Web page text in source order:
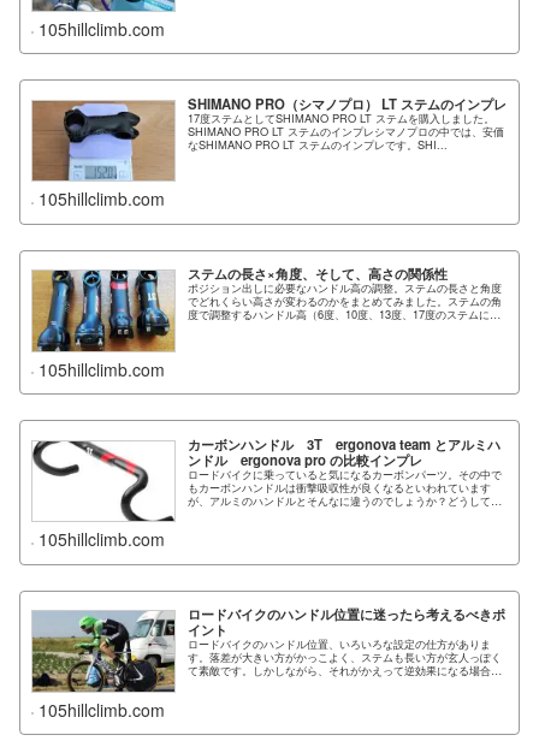
105hillclimb.com
SHIMANO PRO（シマノプロ） LT ステムのインプレ
17度ステムとしてSHIMANO PRO LT ステムを購入しました。
SHIMANO PRO LT ステムのインプレシマノプロの中では、安価
なSHIMANO PRO LT ステムのインプレです。SHI...
105hillclimb.com
ステムの長さ×角度、そして、高さの関係性
ポジション出しに必要なハンドル高の調整。ステムの長さと角度
でどれくらい高さが変わるのかをまとめてみました。ステムの角
度で調整するハンドル高（6度、10度、13度、17度のステムにつ
105hillclimb.com
カーボンハンドル 3T ergonova team とアルミハ
ンドル ergonova pro の比較インプレ
ロードバイクに乗っていると気になるカーボンパーツ。その中で
もカーボンハンドルは衝撃吸収性が良くなるといわれています
が、アルミのハンドルとそんなに違うのでしょうか？どうしても
気になったので、安売りしてい...
105hillclimb.com
ロードバイクのハンドル位置に迷ったら考えるべきポ
イント
ロードバイクのハンドル位置、いろいろな設定の仕方がありま
す。落差が大きい方がかっこよく、ステムも長い方が玄人っぽく
て素敵です。しかしながら、それがかえって逆効果になる場合も
105hillclimb.com